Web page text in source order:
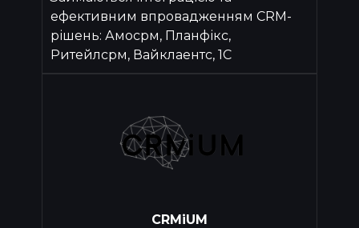
ефективним впровадженням CRM-
рішень: Амосрм, Планфікс,
Ритейлсрм, Вайклаентс, 1С
CRMiUM